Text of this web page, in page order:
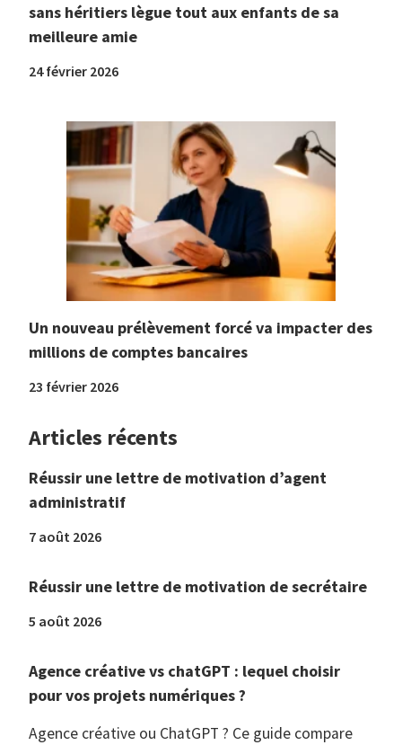
sans héritiers lègue tout aux enfants de sa
meilleure amie
24 février 2026
Un nouveau prélèvement forcé va impacter des
millions de comptes bancaires
23 février 2026
Articles récents
Réussir une lettre de motivation d’agent
administratif
7 août 2026
Réussir une lettre de motivation de secrétaire
5 août 2026
Agence créative vs chatGPT : lequel choisir
pour vos projets numériques ?
Agence créative ou ChatGPT ? Ce guide compare